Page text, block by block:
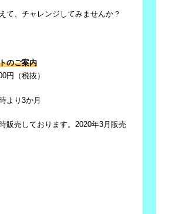
て、チャレンジしてみませんか？
のご案内
（税抜）
より3か月
販売しております。2020年3月販売